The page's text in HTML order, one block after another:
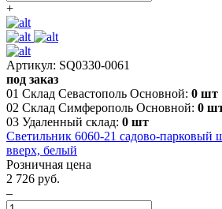
+
Артикул: SQ0330-0061
под заказ
01 Склад Севастополь Основной: 0 шт
02 Склад Симферополь Основной: 0
03 Удаленный склад: 0 шт
Светильник 6060-21 садово-парковый
вверх, белый
Розничная цена
2 726 руб.
–